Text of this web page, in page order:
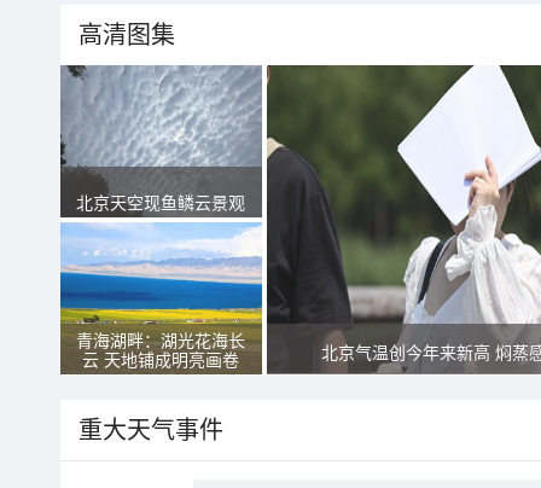
高清图集
北京天空现鱼鳞云景观
青海湖畔：湖光花海长
云 天地铺成明亮画卷
北京气温创今年来新高 焖蒸
重大天气事件